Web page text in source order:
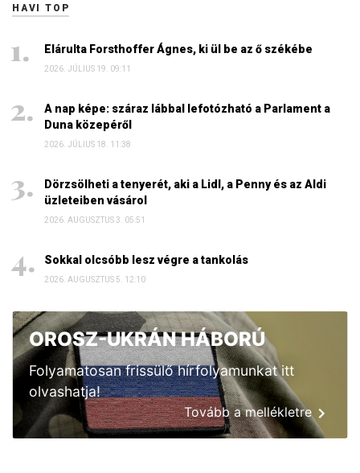
HAVI TOP
Elárulta Forsthoffer Ágnes, ki ül be az ő székébe
2026. JÚLIUS 19. 09:11
A nap képe: száraz lábbal lefotózható a Parlament a
Duna közepéről
2026. JÚLIUS 18. 11:38
Dörzsölheti a tenyerét, aki a Lidl, a Penny és az Aldi
üzleteiben vásárol
2026. AUGUSZTUS 3. 05:51
Sokkal olcsóbb lesz végre a tankolás
2026. AUGUSZTUS 5. 12:10
OROSZ-UKRÁN HÁBORÚ
Folyamatosan frissülő hírfolyamunkat itt
olvashatja!
Tovább a mellékletre